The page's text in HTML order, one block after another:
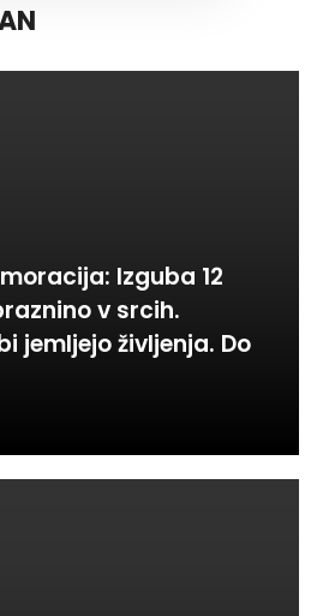
Izguba 12
v srcih.
jemljejo življenja. Do